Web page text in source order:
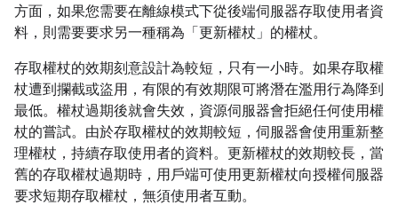
方面，如果您需要在離線模式下從後端伺服器存取使用者資
料，則需要要求另一種稱為「更新權杖」的權杖。
存取權杖的效期刻意設計為較短，只有一小時。如果存取權
杖遭到攔截或盜用，有限的有效期限可將潛在濫用行為降到
最低。權杖過期後就會失效，資源伺服器會拒絕任何使用權
杖的嘗試。由於存取權杖的效期較短，伺服器會使用重新整
理權杖，持續存取使用者的資料。更新權杖的效期較長，當
舊的存取權杖過期時，用戶端可使用更新權杖向授權伺服器
要求短期存取權杖，無須使用者互動。